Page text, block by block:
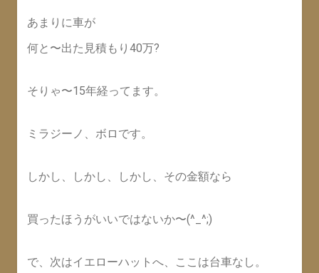
あまりに車が
何と〜出た見積もり40万?
そりゃ〜15年経ってます。
ミラジーノ、ボロです。
しかし、しかし、しかし、その金額なら
買ったほうがいいではないか〜(^_^;)
で、次はイエローハットへ、ここは台車なし。